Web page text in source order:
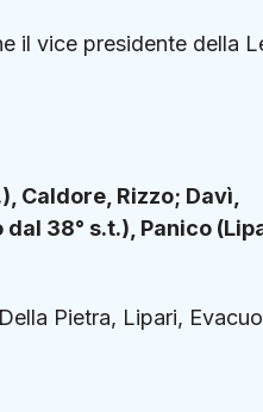
il vice presidente della
Caldore, Rizzo; Davì,
38° s.t.), Panico
Pietra, Lipari,